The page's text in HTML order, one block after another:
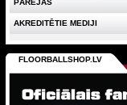
PĀREJAS
AKREDITĒTIE MEDIJI
FLOORBALLSHOP.LV